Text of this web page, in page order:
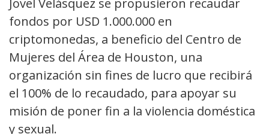
Jovel Velásquez se propusieron recaudar
fondos por USD 1.000.000 en
criptomonedas, a beneficio del Centro de
Mujeres del Área de Houston, una
organización sin fines de lucro que recibirá
el 100% de lo recaudado, para apoyar su
misión de poner fin a la violencia doméstica
y sexual.